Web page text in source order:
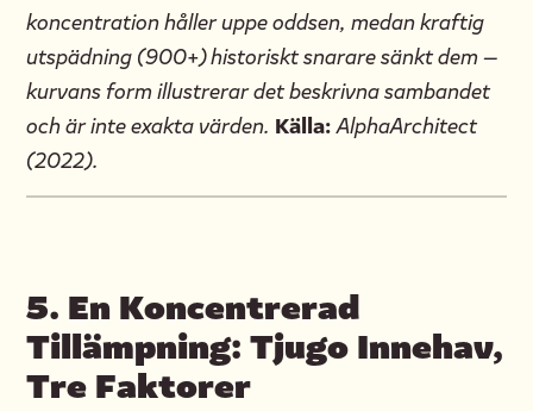
koncentration håller uppe oddsen, medan kraftig
utspädning (900+) historiskt snarare sänkt dem —
kurvans form illustrerar det beskrivna sambandet
och är inte exakta värden. Källa:AlphaArchitect
(2022).
5. En Koncentrerad
Tillämpning: Tjugo Innehav,
Tre Faktorer